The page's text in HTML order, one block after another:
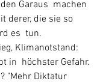
Garaus  machen
derer, die sie so
es  tun.
Klimanotstand:
in  höchster Gefahr.
"Mehr Diktatur